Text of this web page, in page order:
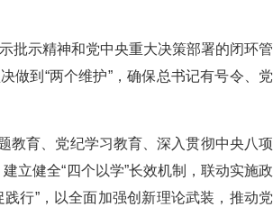
批示精神和党中央重大决策部署的闭环管
做到“两个维护”，确保总书记有号令、党
教育、党纪学习教育、深入贯彻中央八项
立健全“四个以学”长效机制，联动实施政
行”，以全面加强创新理论武装，推动党